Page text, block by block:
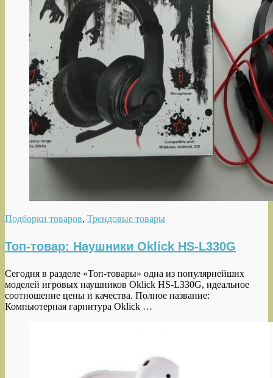
Подборки товаров, Трендовые товары
Топ-товар: Наушники Oklick HS-L330G
Сегодня в разделе «Топ-товары» одна из популярнейших
моделей игровых наушников Oklick HS-L330G, идеальное
соотношение цены и качества. Полное название:
Компьютерная гарнитура Oklick …